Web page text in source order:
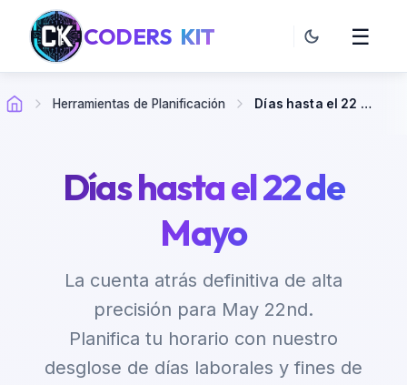
CODERS KIT ☰
Herramientas de Planificación Días hasta el 22 de Mayo
Días hasta el 22 de
Mayo
La cuenta atrás definitiva de alta
precisión para May 22nd.
Planifica tu horario con nuestro
desglose de días laborales y fines de